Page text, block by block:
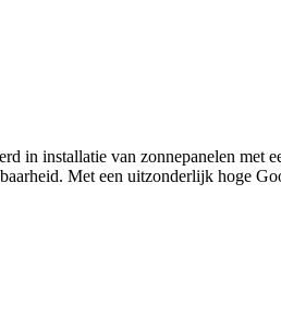
in installatie van zonnepanelen met
Met een uitzonderlijk hoge